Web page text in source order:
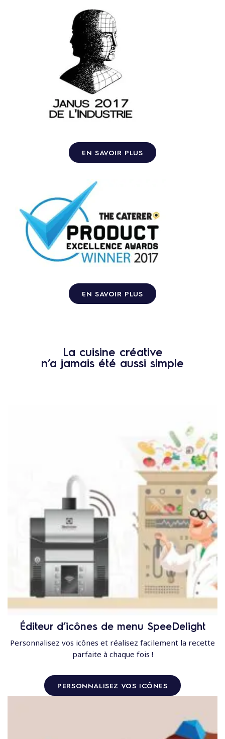
EN SAVOIR PLUS
EN SAVOIR PLUS
La cuisine créative
n’a jamais été aussi simple
Éditeur d’icônes de menu SpeeDelight
Personnalisez vos icônes et réalisez facilement la recette
parfaite à chaque fois !
PERSONNALISEZ VOS ICÔNES